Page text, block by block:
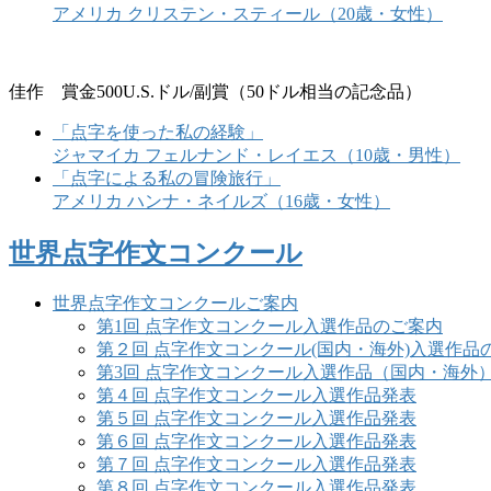
アメリカ クリステン・スティール（20歳・女性）
佳作 賞金500U.S.ドル/副賞（50ドル相当の記念品）
「点字を使った私の経験」
ジャマイカ フェルナンド・レイエス（10歳・男性）
「点字による私の冒険旅行」
アメリカ ハンナ・ネイルズ（16歳・女性）
世界点字作文コンクール
世界点字作文コンクールご案内
第1回 点字作文コンクール入選作品のご案内
第２回 点字作文コンクール(国内・海外)入選作品
第3回 点字作文コンクール入選作品（国内・海外
第４回 点字作文コンクール入選作品発表
第５回 点字作文コンクール入選作品発表
第６回 点字作文コンクール入選作品発表
第７回 点字作文コンクール入選作品発表
第８回 点字作文コンクール入選作品発表